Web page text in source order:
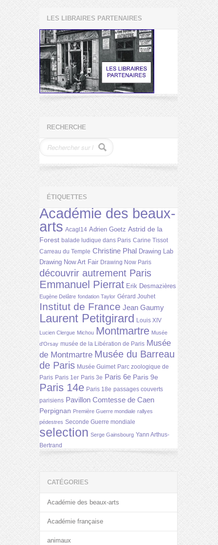
LES LIBRAIRES PARTENAIRES
RECHERCHE
ÉTIQUETTES
Académie des beaux-
arts Acagl14 Adrien Goetz Astrid de la
Forest balade ludique dans Paris Carine Tissot
Carreau du Temple Christine Phal Drawing Lab
Drawing Now Art Fair Drawing Now Paris
découvrir autrement Paris
Emmanuel Pierrat Erik Desmazières
Eugène Delâtre fondation Taylor Gérard Jouhet
Institut de France Jean Gaumy
Laurent Petitgirard Louis XIV
Lucien Clergue Michou Montmartre Musée
d'Orsay musée de la Libération de Paris Musée
de Montmartre Musée du Barreau
de Paris Musée Guimet Parc zoologique de
Paris Paris 1er Paris 3e Paris 6e Paris 9e
Paris 14e Paris 18e passages couverts
parisiens Pavillon Comtesse de Caen
Perpignan Première Guerre mondiale rallyes
pédestres Seconde Guerre mondiale
selection Serge Gainsbourg Yann Arthus-
Bertrand
CATÉGORIES
Académie des beaux-arts
Académie française
animaux